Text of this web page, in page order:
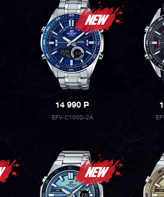
14 990P
EFV-C100D-2A